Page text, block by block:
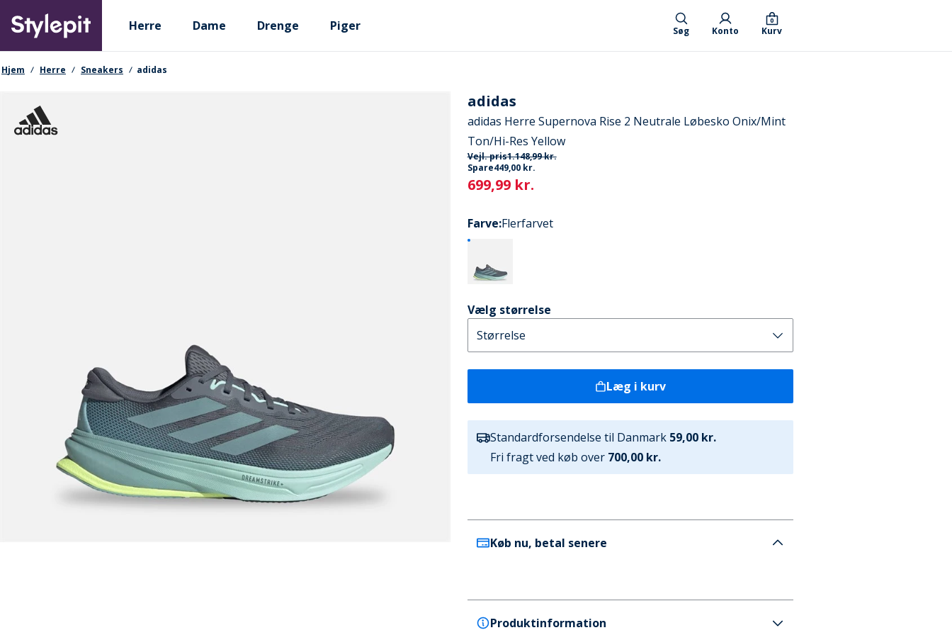
main
content
Primary departments
Herre Dame Drenge Piger Søg Konto Kurv
0
navigationssti
Hjem Herre Sneakers adidas
adidas
adidas Herre Supernova Rise 2 Neutrale Løbesko Onix/Mint
Ton/Hi-Res Yellow
Vejl. pris1.148,99 kr.
Spare449,00 kr.
Current
699,99 kr.
Farve:Flerfarvet
Vælg størrelse
Læg i kurv
Standardforsendelse til Danmark 59,00 kr.
Fri fragt ved køb over 700,00 kr.
Køb nu, betal senere
Produktinformation